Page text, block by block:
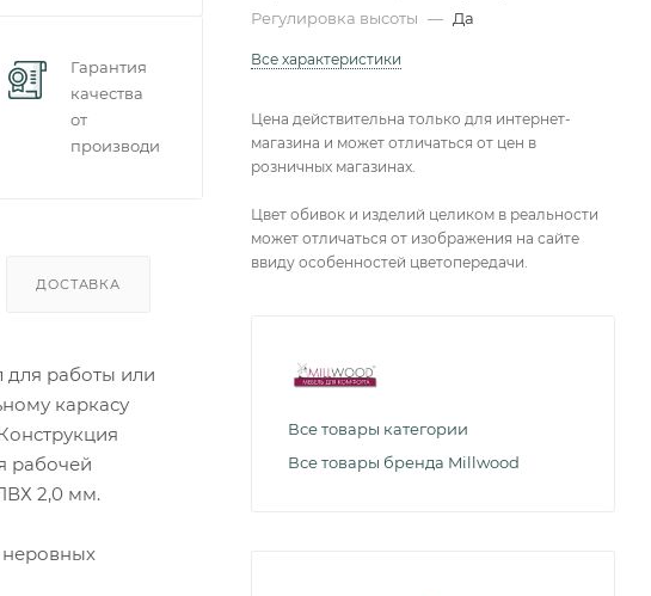
Гарантия
качества
от
производителей
ДОСТАВКА
работы или
каркасу
рабочей
2,0 мм.
неровных
Регулировка высоты — Да
Все характеристики
Цена действительна только для интернет-
магазина и может отличаться от цен в
розничных магазинах.
Цвет обивок и изделий целиком в реальности
может отличаться от изображения на сайте
ввиду особенностей цветопередачи.
Все товары категории
Все товары бренда Millwood